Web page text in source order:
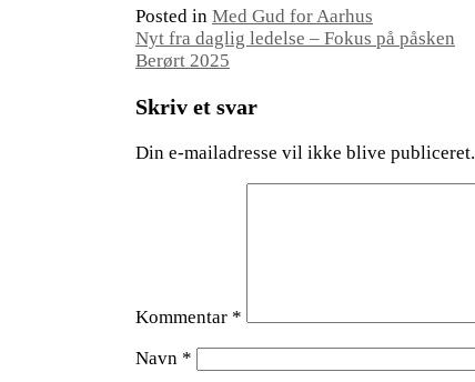
Posted in Med Gud for Aarhus
Indlægsnavigation
Nyt fra daglig ledelse – Fokus på påsken
Berørt 2025
Skriv et svar
Din e-mailadresse vil ikke blive publiceret.
Kommentar *
Navn *